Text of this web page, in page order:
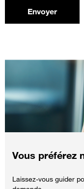
Envoyer
Vous préférez
Laissez-vous guider